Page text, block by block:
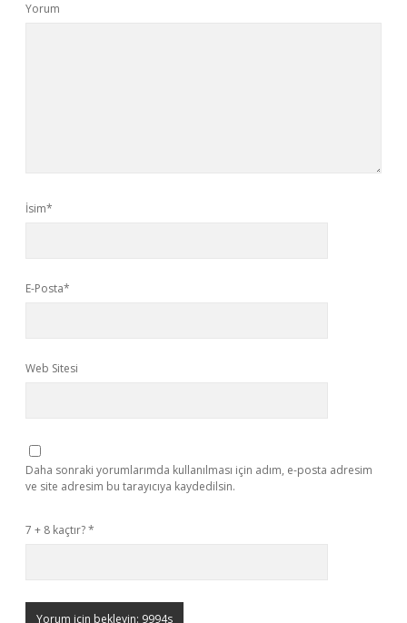
Yorum
İsim*
E-Posta*
Web Sitesi
Daha sonraki yorumlarımda kullanılması için adım, e-posta adresim
ve site adresim bu tarayıcıya kaydedilsin.
7 + 8 kaçtır?*